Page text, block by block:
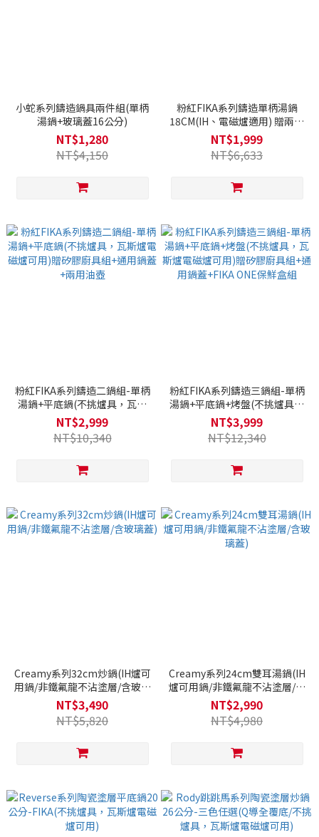
小蛇系列鑄造鍋具兩件組(單柄
湯鍋+玻璃蓋16公分)
NT$1,280
NT$4,150
粉紅FIKA系列鑄造單柄湯鍋
18CM(IH、電磁爐適用) 贈兩用
油壺
NT$1,999
NT$6,633
粉紅FIKA系列鑄造二鍋組-單柄
湯鍋+平底鍋(不挑爐具，瓦斯
爐電磁爐可用)贈矽膠廚具組
+通用鍋蓋+兩用油壺
NT$2,999
NT$10,340
粉紅FIKA系列鑄造三鍋組-單柄
湯鍋+平底鍋+烤盤(不挑爐具，
瓦斯爐電磁爐可用)贈矽膠廚具
組+通用鍋蓋+FIKA ONE保鮮盒
組
NT$3,999
NT$12,340
Creamy系列32cm炒鍋(IH爐可
用鍋/非鐵氟龍不沾塗層/含玻璃
蓋)
NT$3,490
NT$5,820
Creamy系列24cm雙耳湯鍋(IH
爐可用鍋/非鐵氟龍不沾塗層/含
玻璃蓋)
NT$2,990
NT$4,980